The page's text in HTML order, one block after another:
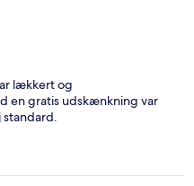
lækkert og
en gratis udskænkning var